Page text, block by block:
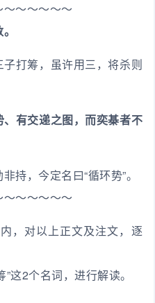
～～～～～
子打筹，虽许用三，将杀则
有交递之图，而奕棊者不
持，今定名曰“循环势”。
～～～～～
，对以上正文及注文，逐
这2个名词，进行解读。